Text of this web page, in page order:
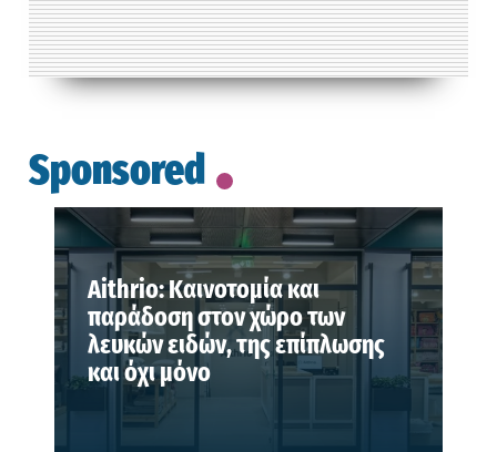
Sponsored
Aithrio: Καινοτομία και
παράδοση στον χώρο των
λευκών ειδών, της επίπλωσης
και όχι μόνο